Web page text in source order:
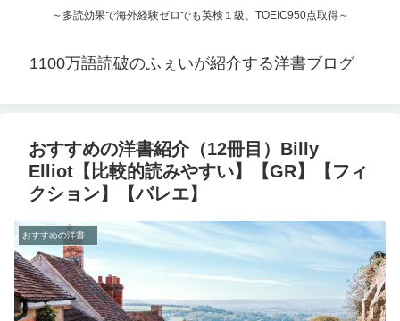
～多読効果で海外経験ゼロでも英検１級、TOEIC950点取得～
1100万語読破のふぇいが紹介する洋書ブログ
おすすめの洋書紹介（12冊目）Billy
Elliot【比較的読みやすい】【GR】【フィ
クション】【バレエ】
おすすめの洋書